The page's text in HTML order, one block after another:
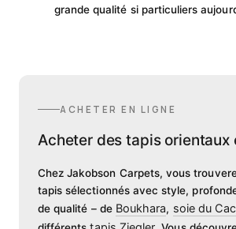
grande qualité si particuliers
ACHETER EN LIGNE
Acheter des tapis orientaux
Chez Jakobson Carpets, vous
tapis sélectionnés avec style,
de qualité – de Boukhara, soie du